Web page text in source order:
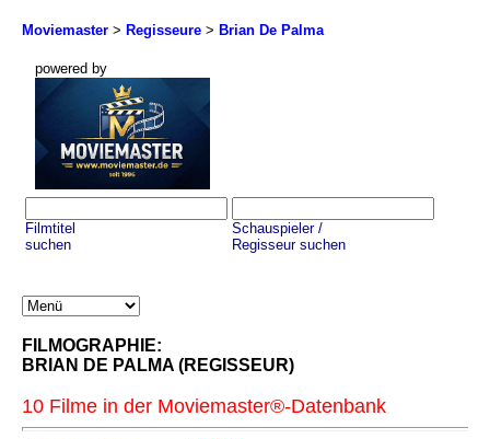
Moviemaster > Regisseure > Brian De Palma
powered by
Filmtitel
suchen
Schauspieler /
Regisseur suchen
FILMOGRAPHIE:
BRIAN DE PALMA (REGISSEUR)
10 Filme in der Moviemaster®-Datenbank